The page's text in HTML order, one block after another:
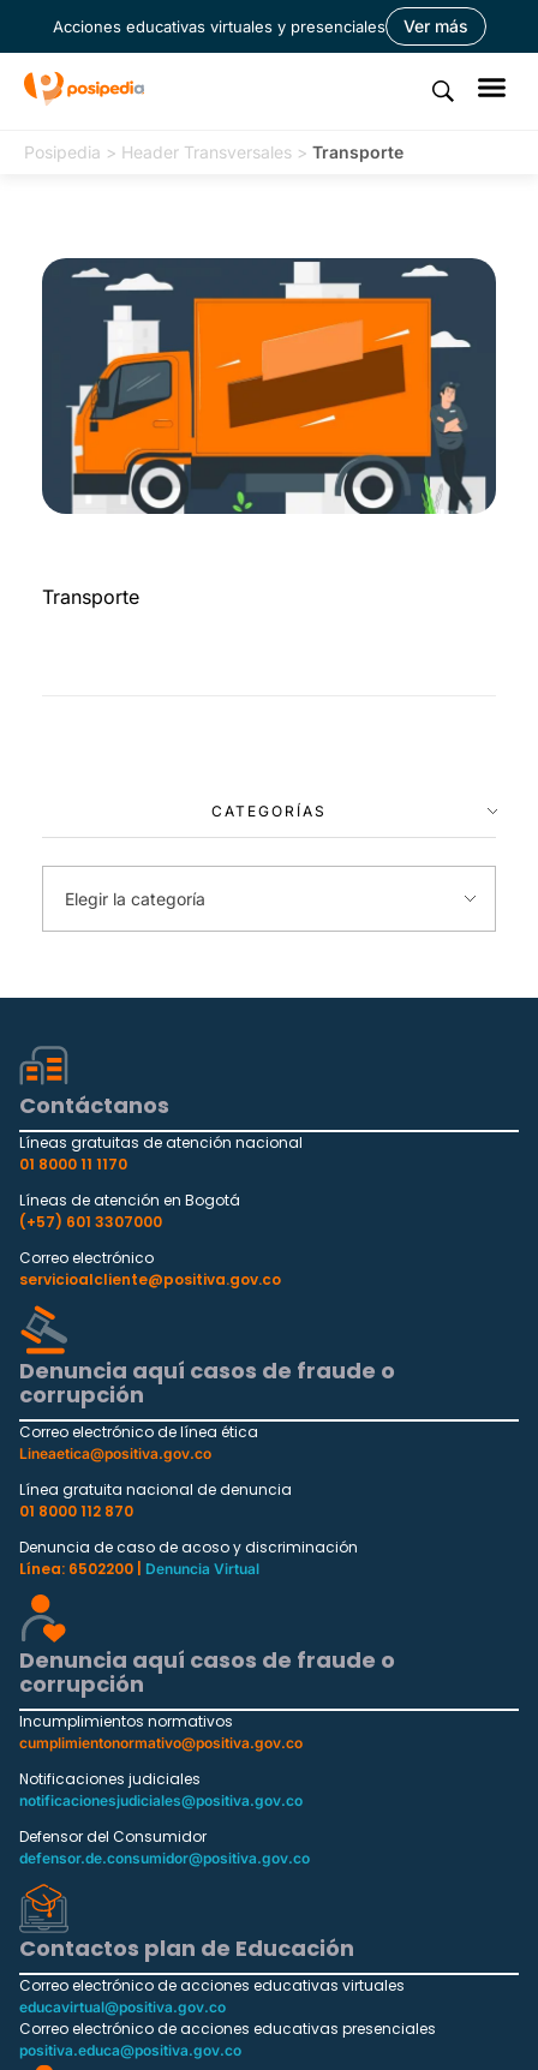
Acciones educativas virtuales y presenciales Ver más
Posipedia > Header Transversales > Transporte
Transporte
CATEGORÍAS
Contáctanos
Líneas gratuitas de atención nacional
01 8000 11 1170
Líneas de atención en Bogotá
(+57) 601 3307000
Correo electrónico
servicioalcliente@positiva.gov.co
Denuncia aquí casos de fraude o
corrupción
Correo electrónico de línea ética
Lineaetica@positiva.gov.co
Línea gratuita nacional de denuncia
01 8000 112 870
Denuncia de caso de acoso y discriminación
Línea: 6502200 |
Denuncia Virtual
Denuncia aquí casos de fraude o
corrupción
Incumplimientos normativos
cumplimientonormativo@positiva.gov.co
Notificaciones judiciales
notificacionesjudiciales@positiva.gov.co
Defensor del Consumidor
defensor.de.consumidor@positiva.gov.co
Contactos plan de Educación
Correo electrónico de acciones educativas virtuales
educavirtual@positiva.gov.co
Correo electrónico de acciones educativas presenciales
positiva.educa@positiva.gov.co